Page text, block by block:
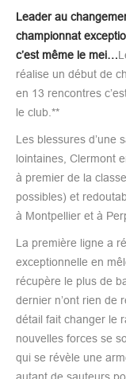
Leader au
championnat
c’est même le mei…
réalise un début de
en 13 rencontres
le club.**
Les blessures d’une
lointaines, Clermont
à premier de la
possibles) et
à Montpellier et à
La première ligne a
exceptionnelle en
récupère le plus de
dernier n’ont rien de
détail fait changer le
nouvelles forces se
qui se révèle une
autant de sauteurs